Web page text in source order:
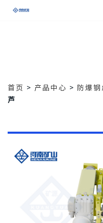
首页 > 产品中心 > 防爆钢
芦